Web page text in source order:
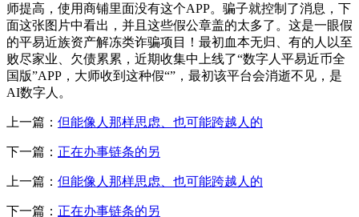
师提高，使用商铺里面没有这个APP。骗子就控制了消息，下
面这张图片中看出，并且这些假公章盖的太多了。这是一眼假
的平易近族资产解冻类诈骗项目！最初血本无归、有的人以至
败尽家业、欠债累累，近期收集中上线了“数字人平易近币全
国版”APP，大师收到这种假“”，最初该平台会消逝不见，是
AI数字人。
上一篇： 但能像人那样思虑、也可能跨越人的
下一篇： 正在办事链条的另
上一篇： 但能像人那样思虑、也可能跨越人的
下一篇： 正在办事链条的另